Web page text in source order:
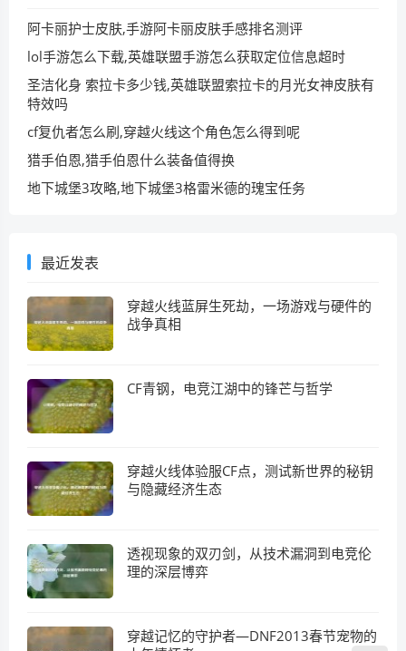
阿卡丽护士皮肤,手游阿卡丽皮肤手感排名测评
lol手游怎么下载,英雄联盟手游怎么获取定位信息超时
圣洁化身 索拉卡多少钱,英雄联盟索拉卡的月光女神皮肤有
特效吗
cf复仇者怎么刷,穿越火线这个角色怎么得到呢
猎手伯恩,猎手伯恩什么装备值得换
地下城堡3攻略,地下城堡3格雷米德的瑰宝任务
最近发表
穿越火线蓝屏生死劫，一场游戏与硬件的
战争真相
CF青钢，电竞江湖中的锋芒与哲学
穿越火线体验服CF点，测试新世界的秘钥
与隐藏经济生态
透视现象的双刃剑，从技术漏洞到电竞伦
理的深层博弈
穿越记忆的守护者—DNF2013春节宠物的